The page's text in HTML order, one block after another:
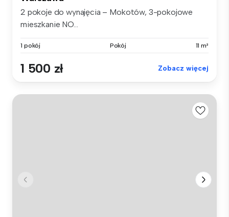
2 pokoje do wynajęcia – Mokotów, 3-pokojowe
mieszkanie NO...
1 pokój Pokój 11 m²
1 500 zł Zobacz więcej